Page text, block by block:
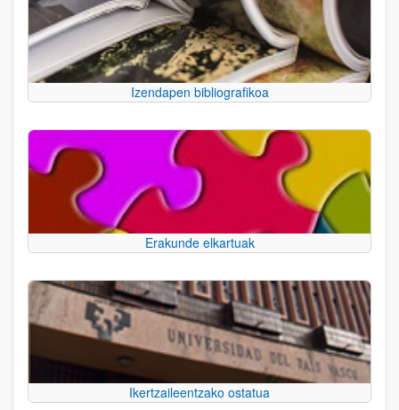
Izendapen bibliografikoa
Erakunde elkartuak
Ikertzaileentzako ostatua